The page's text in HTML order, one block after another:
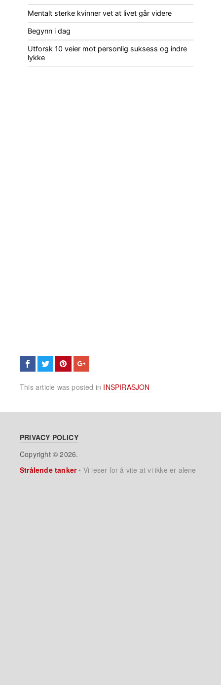
Mentalt sterke kvinner vet at livet går videre
Begynn i dag
Utforsk 10 veier mot personlig suksess og indre
lykke
This article was posted in INSPIRASJON
PRIVACY POLICY
Copyright © 2026.
Strålende tanker• Vi leser for å vite at vi ikke er alene